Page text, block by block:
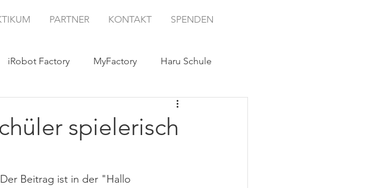
PARTNER KONTAKT SPENDEN
iRobot Factory MyFactory Haru Schule
spielerisch
Beitrag ist in der "Hallo